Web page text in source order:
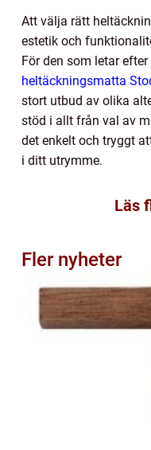
Att välja rätt
estetik och
För den som letar efter
heltäckningsmatta
stort utbud av olika
stöd i allt från val av
det enkelt och tryggt
i ditt utrymme.
Läs
Fler nyheter